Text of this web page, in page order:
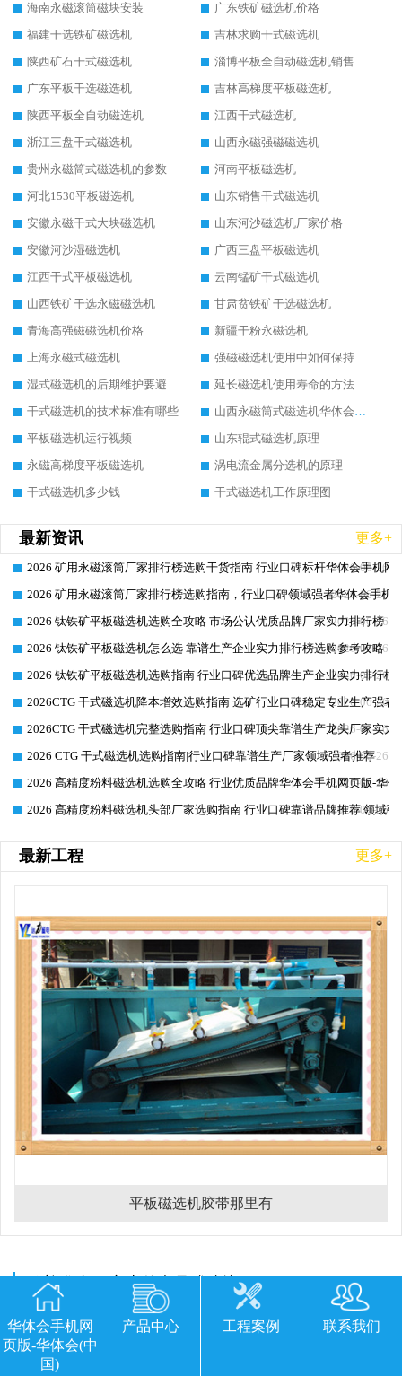
海南永磁滚筒磁块安装
广东铁矿磁选机价格
福建干选铁矿磁选机
吉林求购干式磁选机
陕西矿石干式磁选机
淄博平板全自动磁选机销售
广东平板干选磁选机
吉林高梯度平板磁选机
陕西平板全自动磁选机
江西干式磁选机
浙江三盘干式磁选机
山西永磁强磁磁选机
贵州永磁筒式磁选机的参数
河南平板磁选机
河北1530平板磁选机
山东销售干式磁选机
安徽永磁干式大块磁选机
山东河沙磁选机厂家价格
安徽河沙湿磁选机
广西三盘平板磁选机
江西干式平板磁选机
云南锰矿干式磁选机
山西铁矿干选永磁磁选机
甘肃贫铁矿干选磁选机
青海高强磁磁选机价格
新疆干粉永磁选机
上海永磁式磁选机
强磁磁选机使用中如何保持其顺畅运行
湿式磁选机的后期维护要避开哪些坑
延长磁选机使用寿命的方法
干式磁选机的技术标准有哪些
山西永磁筒式磁选机华体会手机网页版-华体会(中国)
平板磁选机运行视频
山东辊式磁选机原理
永磁高梯度平板磁选机
涡电流金属分选机的原理
干式磁选机多少钱
干式磁选机工作原理图
最新资讯 更多+
2026-06-26
2026 矿用永磁滚筒厂家排行榜选购干货指南 行业口碑标杆华体会手机网
2026-06-26
2026 矿用永磁滚筒厂家排行榜选购指南，行业口碑领域强者华体会手机
2026-06-26
2026 钛铁矿平板磁选机选购全攻略 市场公认优质品牌厂家实力排行榜
2026-06-26
2026 钛铁矿平板磁选机怎么选 靠谱生产企业实力排行榜选购参考攻略
2026-06-26
2026 钛铁矿平板磁选机选购指南 行业口碑优选品牌生产企业实力排行榜
2026-06-26
2026CTG 干式磁选机降本增效选购指南 选矿行业口碑稳定专业生产强者
2026-06-26
2026CTG 干式磁选机完整选购指南 行业口碑顶尖靠谱生产龙头厂家实力
2026-06-26
2026 CTG 干式磁选机选购指南|行业口碑靠谱生产厂家领域强者推荐
2026-06-26
2026 高精度粉料磁选机选购全攻略 行业优质品牌华体会手机网页版-华
2026-06-26
2026 高精度粉料磁选机头部厂家选购指南 行业口碑靠谱品牌推荐 领域
最新工程 更多+
平板磁选机胶带那里有
欢迎您留下宝贵的意见或建议
华体会手机网
页版-华体会(中
国)
产品中心 工程案例 联系我们